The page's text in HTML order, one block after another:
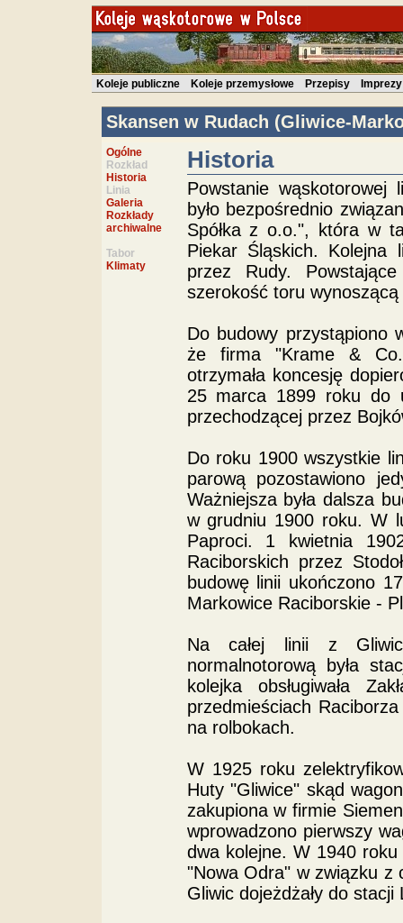
Koleje publiczne Koleje przemysłowe Przepisy Imprezy
Skansen w Rudach (Gliwice-
Ogólne
Rozkład
Historia
Linia
Galeria
Rozkłady
archiwalne
Tabor
Klimaty
Historia
Powstanie wąskotorowej
było bezpośrednio
Spółka z o.o.", która w
Piekar Śląskich. Kolejna
przez Rudy.
szerokość toru
Do budowy przystąpiono
że firma "Krame &
otrzymała koncesję
25 marca 1899 roku do
przechodzącej przez
Do roku 1900 wszystkie
parową pozostawiono
Ważniejsza była dalsza
w grudniu 1900 roku. W
Paproci. 1 kwietnia
Raciborskich przez
budowę linii ukończono
Markowice Raciborskie -
Na całej linii z
normalnotorową była
kolejka obsługiwała
przedmieściach
na rolbokach.
W 1925 roku
Huty "Gliwice" skąd
zakupiona w firmie
wprowadzono pierwszy
dwa kolejne. W 1940 roku
"Nowa Odra" w związku z
Gliwic dojeżdżały do stacji